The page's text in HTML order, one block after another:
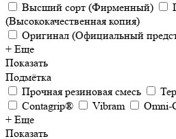
Высший сорт (Фирменный)
(Высококачественная копия)
Оригинал (Официальный
+ Еще
Показать
Подмётка
Прочная резиновая смесь
Contagrip®
Vibram
Omni-
+ Еще
Показать